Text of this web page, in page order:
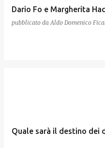
Dario Fo e Margherita
pubblicato da Aldo Domenico
Quale sarà il destino dei